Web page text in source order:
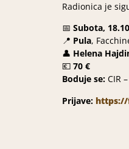
Radionica je
📅 Subota,
📍 Pula,
👤 Helena
💶 70 €
Boduje se: CIR
Prijave: https://